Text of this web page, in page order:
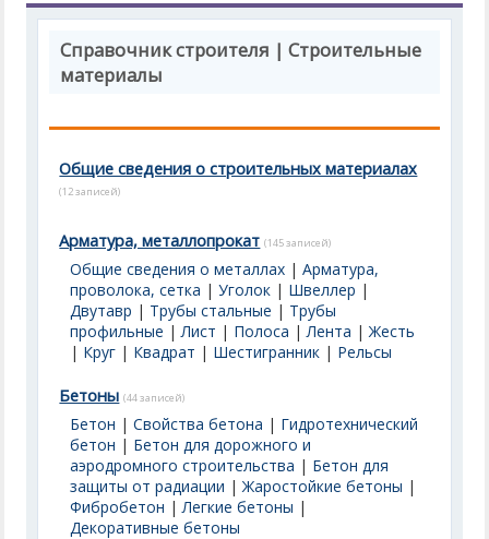
Справочник строителя | Строительные
материалы
Общие сведения о строительных материалах
(12 записей)
Арматура, металлопрокат (145 записей)
Общие сведения о металлах |Арматура,
проволока, сетка |Уголок | Швеллер |
Двутавр | Трубы стальные | Трубы
профильные |Лист | Полоса |Лента |Жесть
| Круг | Квадрат | Шестигранник | Рельсы
Бетоны (44 записей)
Бетон |Свойства бетона | Гидротехнический
бетон | Бетон для дорожного и
аэродромного строительства | Бетон для
защиты от радиации |Жаростойкие бетоны |
Фибробетон |Легкие бетоны |
Декоративные бетоны